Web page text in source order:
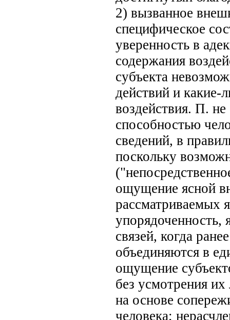
2) вызванное
специфическое
уверенность в
содержания
субъекта
действий и какие-
воздействия. П. не
способностью
сведений, в
поскольку
ощущение ясной
рассматриваемых
упорядоченность,
связей, когда
объединяются в
ощущение
без усмотрения
на основе
человека;